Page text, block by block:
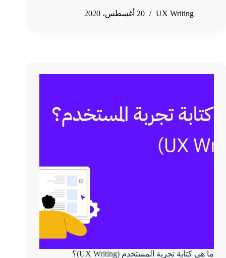
UX Writing 20 أغسطس، 2020
ما هي كتابة تجربة المستخدم (UX Writing)؟